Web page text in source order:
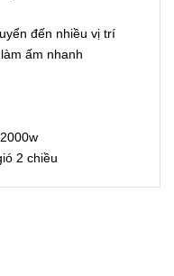
đến nhiều vị trí
ấm nhanh
2 chiều